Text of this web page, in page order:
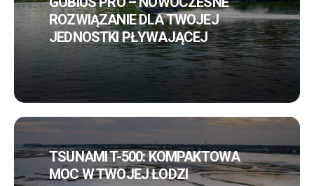
ROZWIĄZANIE DLA TWOJEJ
JEDNOSTKI PŁYWAJĄCEJ
TSUNAMI T-500: KOMPAKTOWA
MOC W TWOJEJ ŁODZI